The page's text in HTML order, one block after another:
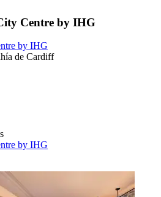
Centre by IHG
by IHG
de Cardiff
by IHG